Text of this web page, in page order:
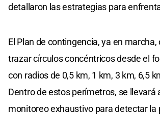
detallaron las estrategias para
El Plan de contingencia, ya en marcha,
trazar círculos concéntricos desde el
con radios de 0,5 km, 1 km, 3 km, 6,5
Dentro de estos perímetros, se llevará
monitoreo exhaustivo para detectar la